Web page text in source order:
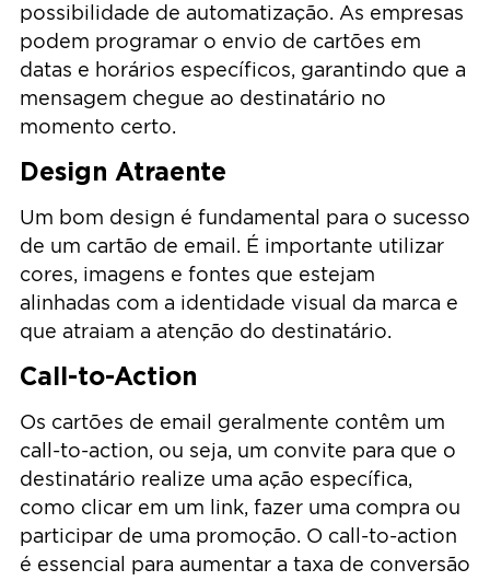
possibilidade de automatização. As empresas
podem programar o envio de cartões em
datas e horários específicos, garantindo que a
mensagem chegue ao destinatário no
momento certo.
Design Atraente
Um bom design é fundamental para o sucesso
de um cartão de email. É importante utilizar
cores, imagens e fontes que estejam
alinhadas com a identidade visual da marca e
que atraiam a atenção do destinatário.
Call-to-Action
Os cartões de email geralmente contêm um
call-to-action, ou seja, um convite para que o
destinatário realize uma ação específica,
como clicar em um link, fazer uma compra ou
participar de uma promoção. O call-to-action
é essencial para aumentar a taxa de conversão